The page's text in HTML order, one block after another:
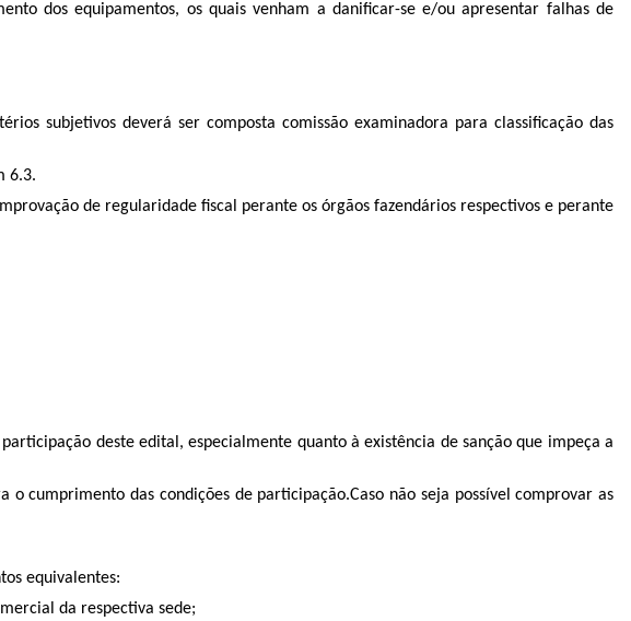
dos equipamentos, os quais venham a danificar-se e/ou apresentar falhas de
subjetivos deverá ser composta comissão examinadora para classificação das
6.3.
de regularidade fiscal perante os órgãos fazendários respectivos e perante
deste edital, especialmente quanto à existência de sanção que impeça a
cumprimento das condições de participação.Caso não seja possível comprovar as
equivalentes:
da respectiva sede;